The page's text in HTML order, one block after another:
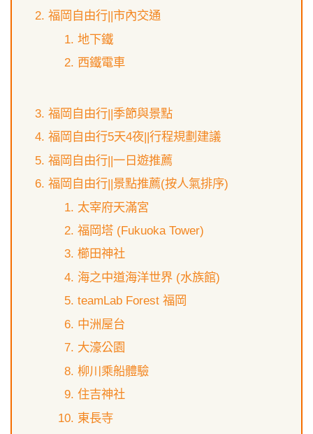
福岡自由行||市內交通
地下鐵
西鐵電車
福岡自由行||季節與景點
福岡自由行5天4夜||行程規劃建議
福岡自由行||一日遊推薦
福岡自由行||景點推薦(按人氣排序)
太宰府天滿宮
福岡塔 (Fukuoka Tower)
櫛田神社
海之中道海洋世界 (水族館)
teamLab Forest 福岡
中洲屋台
大濠公園
柳川乘船體驗
住吉神社
東長寺